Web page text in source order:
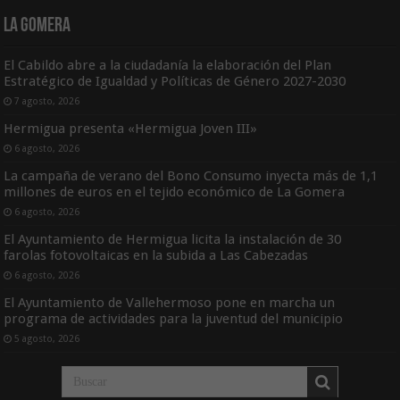
La Gomera
El Cabildo abre a la ciudadanía la elaboración del Plan
Estratégico de Igualdad y Políticas de Género 2027-2030
7 agosto, 2026
Hermigua presenta «Hermigua Joven III»
6 agosto, 2026
La campaña de verano del Bono Consumo inyecta más de 1,1
millones de euros en el tejido económico de La Gomera
6 agosto, 2026
El Ayuntamiento de Hermigua licita la instalación de 30
farolas fotovoltaicas en la subida a Las Cabezadas
6 agosto, 2026
El Ayuntamiento de Vallehermoso pone en marcha un
programa de actividades para la juventud del municipio
5 agosto, 2026